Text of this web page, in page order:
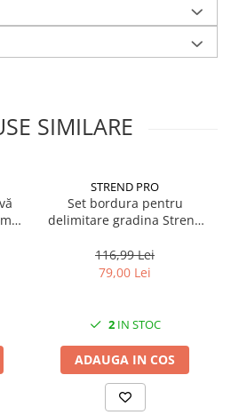
SIMILARE
STREND PRO
Set bordura pentru
delimitare gradina Strend
lungime totala 4.8 m
116,99 Lei
79,00 Lei
2IN STOC
ADAUGA IN COS